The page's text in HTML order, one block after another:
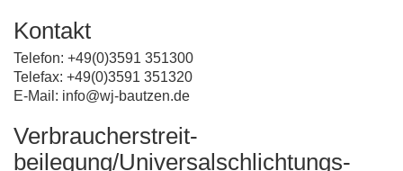
Kontakt
Telefon: +49(0)3591 351300
Telefax: +49(0)3591 351320
E-Mail: info@wj-bautzen.de
Verbraucher­streit­
beilegung/Universal­schlichtungs­